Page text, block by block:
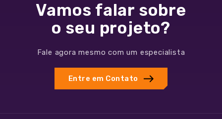
Vamos falar sobre
o seu projeto?
Fale agora mesmo com um especialista
Entre em Contato